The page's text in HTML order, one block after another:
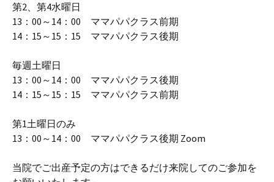
第2、第4水曜日
13：00～14：00 ママパパクラス前期
14：15～15：15 ママパパクラス後期
毎週土曜日
13：00～14：00 ママパパクラス後期
14：15～15：15 ママパパクラス前期
第1土曜日のみ
13：00～14：00 ママパパクラス後期 Zoom
当院でご出産予定の方はできるだけ来院してのご参加を